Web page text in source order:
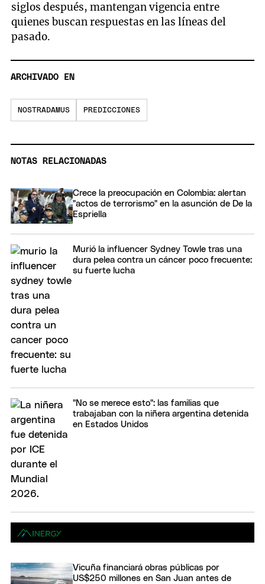
siglos después, mantengan vigencia entre
quienes buscan respuestas en las líneas del
pasado.
ARCHIVADO EN
NOSTRADAMUS PREDICCIONES
NOTAS RELACIONADAS
Crece la preocupación en Colombia: alertan
"actos de terrorismo" en la asunción de De la
Espriella
Murió la influencer Sydney Towle tras una
dura pelea contra un cáncer poco frecuente:
su fuerte lucha
"No se merece esto": las familias que
trabajaban con la niñera argentina detenida
en Estados Unidos
Vicuña financiará obras públicas por
US$250 millones en San Juan antes de